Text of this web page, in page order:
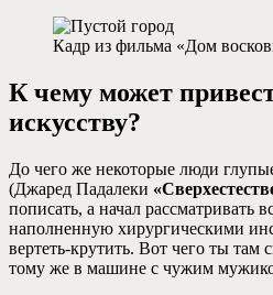
Кадр из фильма «Дом
К чему может
искусству?
До чего же некоторые люди
(Джаред Падалеки
пописать, а начал рассматривать
наполненную хирургическими
вертеть-крутить. Вот чего ты там
тому же в машине с чужим